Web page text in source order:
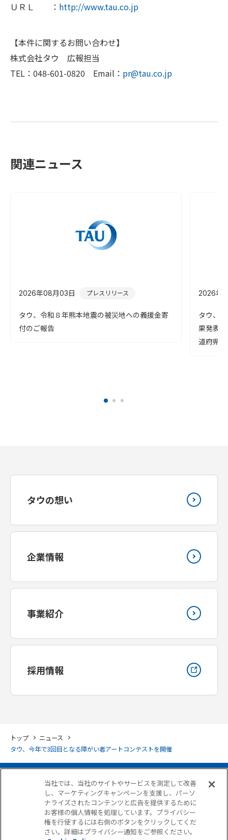
ＵＲＬ ： http://www.tau.co.jp
【本件に関するお問い合わせ】
株式会社タウ 広報担当
TEL：048-601-0820 Email： pr@tau.co.jp
関連ニュース
2026年08月03日 プレスリリース
タウ、令和８年熊本地震の被災地への義援金寄
付のご報告
2026年
タウ、
果発表
道府県
タウの想い
企業情報
事業紹介
採用情報
トップ
ニュース
タウ、今年で3回目となる障がい者アートコンテストを開催
当社では、当社のサイトやサービスを測定して改善
し、マーケティングキャンペーンを支援し、パーソ
ナライズされたコンテンツと広告を提供するために
お客様の個人情報を処理しています。プライバシー
権を行使するには右側のボタンをクリックしてくだ
さい。詳細はプライバシー通知をご参照ください。